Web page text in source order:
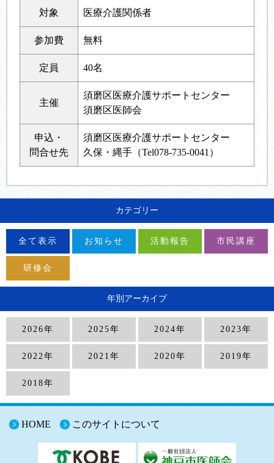
対象 医療介護関係者
参加費 無料
定員 40名
主催
須磨区医療介護サポートセンター
須磨区医師会
申込・
問合せ先
須磨区医療介護サポートセンター
久保・縄手（Tel078-735-0041）
カテゴリー
全て表示 お知らせ 活動報告 市民講座
研修会
年別アーカイブ
2026年 2025年 2024年 2023年
2022年 2021年 2020年 2019年
2018年
HOME このサイトについて